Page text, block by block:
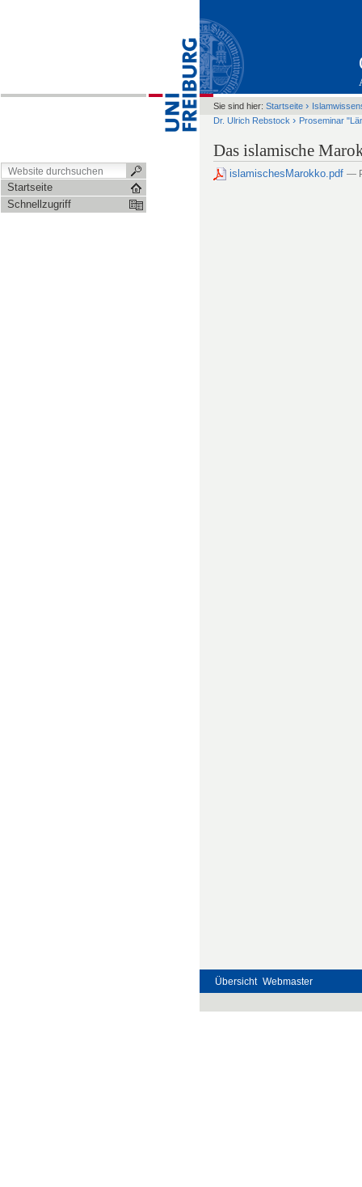
Startseite
Schnellzugriff
Sie sind hier: Startseite ›
Dr. Ulrich Rebstock › Proseminar
Das islamische
islamischesMarokko.pdf —
Übersicht Webmaster